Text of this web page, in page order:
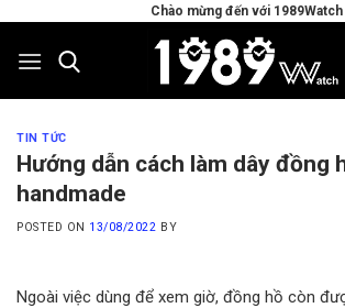
content
Chào mừng đến với 1989Watch
TIN TỨC
Hướng dẫn cách làm dây đồng
handmade
POSTED ON 13/08/2022 BY
Ngoài việc dùng để xem giờ, đồng hồ còn